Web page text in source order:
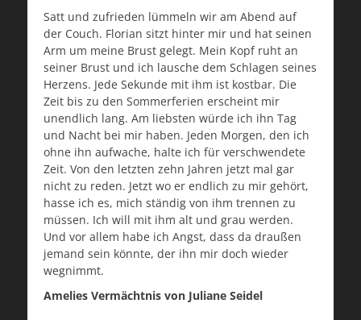
Satt und zufrieden lümmeln wir am Abend auf
der Couch. Florian sitzt hinter mir und hat seinen
Arm um meine Brust gelegt. Mein Kopf ruht an
seiner Brust und ich lausche dem Schlagen seines
Herzens. Jede Sekunde mit ihm ist kostbar. Die
Zeit bis zu den Sommerferien erscheint mir
unendlich lang. Am liebsten würde ich ihn Tag
und Nacht bei mir haben. Jeden Morgen, den ich
ohne ihn aufwache, halte ich für verschwendete
Zeit. Von den letzten zehn Jahren jetzt mal gar
nicht zu reden. Jetzt wo er endlich zu mir gehört,
hasse ich es, mich ständig von ihm trennen zu
müssen. Ich will mit ihm alt und grau werden.
Und vor allem habe ich Angst, dass da draußen
jemand sein könnte, der ihn mir doch wieder
wegnimmt.
Amelies Vermächtnis von Juliane Seidel